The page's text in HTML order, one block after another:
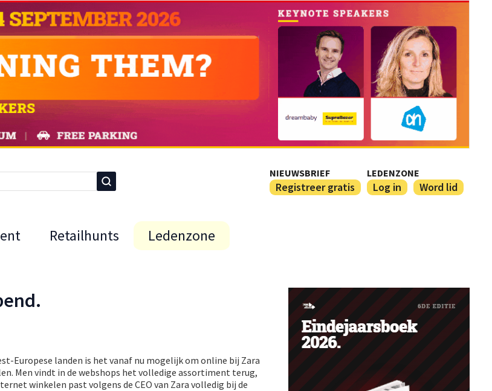
NIEUWSBRIEF
Registreer gratis
LEDENZONE
Log in Word lid
Retailhunts Ledenzone
Europese landen is het vanaf nu mogelijk om online bij Zara
Men vindt in de webshops het volledige assortiment terug,
winkelen past volgens de CEO van Zara volledig bij de